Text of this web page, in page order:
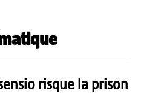
risque la prison